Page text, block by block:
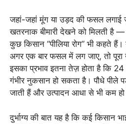
जहां-जहां मूंग या उड़द की फसल लगाई
खतरनाक बीमारी देखने को मिलती है
कुछ किसान “पीलिया रोग” भी कहते हैं।
अगर एक बार फसल में लग जाए, तो पूरा
इसका प्रभाव इतना तेज़ होता है कि
गंभीर नुकसान हो सकता है। पौधे पीले
जाती हैं और उत्पादन आधा से भी कम हो
दुर्भाग्य की बात यह है कि कई किसान